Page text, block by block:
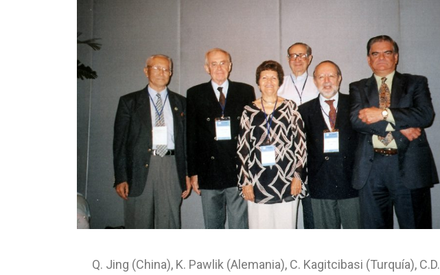
Q. Jing (China), K. Pawlik (Alemania), C. Kagitcibasi (Turquía), C.D.